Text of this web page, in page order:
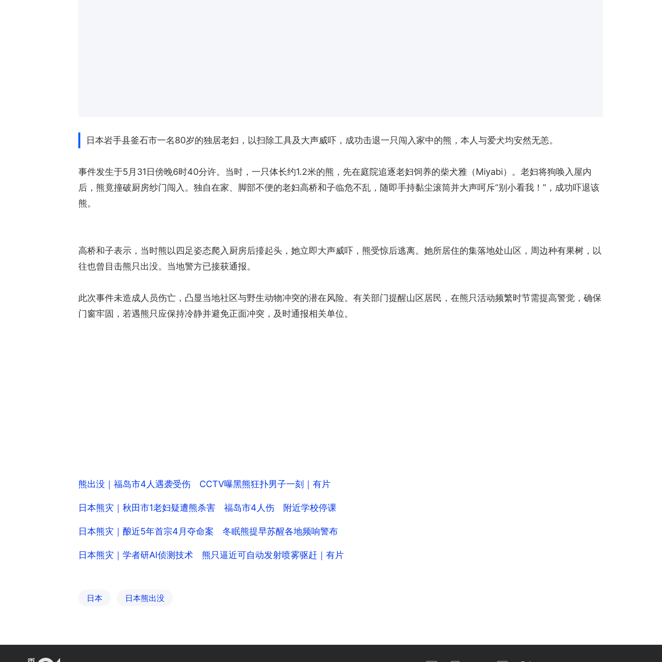
日本岩手县釜石市一名80岁的独居老妇，以扫除工具及大声威吓，成功击退一只闯入家中的熊，本人与爱犬均安然无恙。
事件发生于5月31日傍晚6时40分许。当时，一只体长约1.2米的熊，先在庭院追逐老妇饲养的柴犬雅（Miyabi）。老妇将狗唤入屋内
后，熊竟撞破厨房纱门闯入。独自在家、脚部不便的老妇高桥和子临危不乱，随即手持黏尘滚筒并大声呵斥“别小看我！”，成功吓退该
熊。
高桥和子表示，当时熊以四足姿态爬入厨房后擡起头，她立即大声威吓，熊受惊后逃离。她所居住的集落地处山区，周边种有果树，以
往也曾目击熊只出没。当地警方已接获通报。
此次事件未造成人员伤亡，凸显当地社区与野生动物冲突的潜在风险。有关部门提醒山区居民，在熊只活动频繁时节需提高警觉，确保
门窗牢固，若遇熊只应保持冷静并避免正面冲突，及时通报相关单位。
熊出没｜福岛市4人遇袭受伤 CCTV曝黑熊狂扑男子一刻｜有片
日本熊灾｜秋田市1老妇疑遭熊杀害 福岛市4人伤 附近学校停课
日本熊灾｜酿近5年首宗4月夺命案 冬眠熊提早苏醒各地频响警布
日本熊灾｜学者研AI侦测技术 熊只逼近可自动发射喷雾驱赶｜有片
日本 日本熊出没